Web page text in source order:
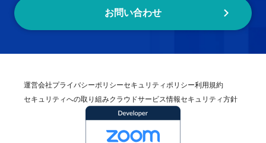
お問い合わせ
運営会社プライバシーポリシーセキュリティポリシー利用規約
セキュリティへの取り組みクラウドサービス情報セキュリティ方針